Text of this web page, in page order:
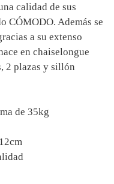
calidad de sus
CÓMODO. Además se
a su extenso
en chaiselongue
2 plazas y sillón
de 35kg